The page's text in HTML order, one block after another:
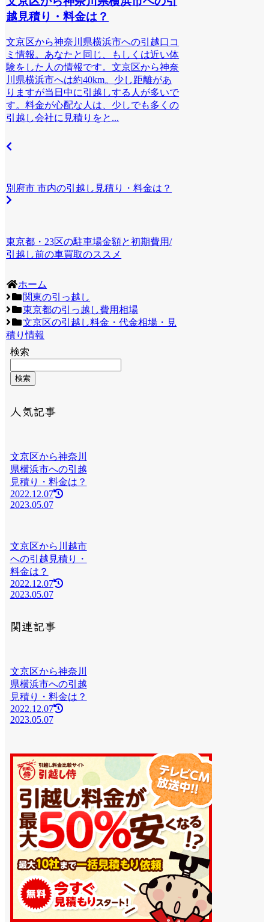
越見積り・料金は？
文京区から神奈川県横浜市への引越口コ
ミ情報。あなたと同じ、もしくは近い体
験をした人の情報です。文京区から神奈
川県横浜市へは約40km。少し距離があ
りますが当日中に引越しする人が多いで
す。料金が心配な人は、少しでも多くの
引越し会社に見積りをと...
別府市 市内の引越し見積り・料金は？
東京都・23区の駐車場金額と初期費用/
引越し前の車買取のススメ
ホーム
関東の引っ越し
東京都の引っ越し費用相場
文京区の引越し料金・代金相場・見
積り情報
検索
検索
人気記事
文京区から神奈川
県横浜市への引越
見積り・料金は？
2022.12.07
2023.05.07
文京区から川越市
への引越見積り・
料金は？
2022.12.07
2023.05.07
関連記事
文京区から神奈川
県横浜市への引越
見積り・料金は？
2022.12.07
2023.05.07